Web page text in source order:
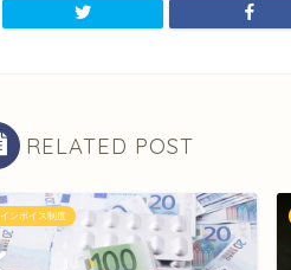
RELATED POST
インボイス制度